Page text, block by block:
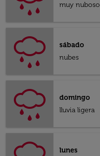
muy nuboso
sábado
nubes
domingo
lluvia ligera
lunes